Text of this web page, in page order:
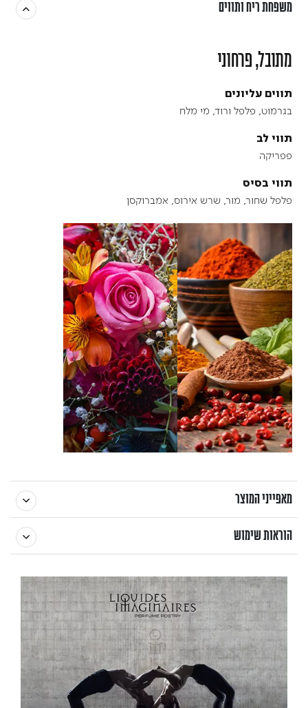
משפחת ריח ותווים
מתובל, פרחוני
תווים עליונים
בגרמוט, פלפל ורוד, מי מלח
תווי לב
פפריקה
תווי בסיס
פלפל שחור, מור, שרש אירוס, אמברוקסן
מאפייני המוצר
הוראות שימוש